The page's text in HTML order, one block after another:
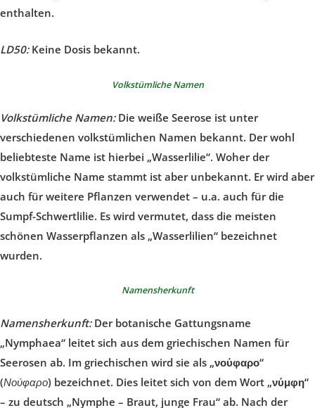
enthalten.
LD50:Keine Dosis bekannt.
Volkstümliche Namen
Volkstümliche Namen:Die weiße Seerose ist unter
verschiedenen volkstümlichen Namen bekannt. Der wohl
beliebteste Name ist hierbei „Wasserlilie“. Woher der
volkstümliche Name stammt ist aber unbekannt. Er wird aber
auch für weitere Pflanzen verwendet – u.a. auch für die
Sumpf-Schwertlilie. Es wird vermutet, dass die meisten
schönen Wasserpflanzen als „Wasserlilien“ bezeichnet
wurden.
Namensherkunft
Namensherkunft:Der botanische Gattungsname
„Nymphaea“ leitet sich aus dem griechischen Namen für
Seerosen ab. Im griechischen wird sie als „νούφαρο“
(Νούφαρο) bezeichnet. Dies leitet sich von dem Wort „νύμφη“
– zu deutsch „Nymphe – Braut, junge Frau“ ab. Nach der